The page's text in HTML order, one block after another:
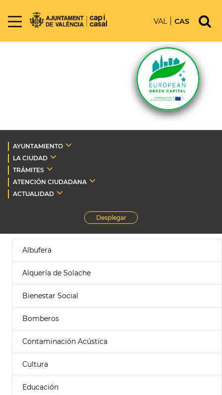
VAL CAS
AYUNTAMIENTO
LA CIUDAD
TRÁMITES
ATENCIÓN CIUDADANA
ACTUALIDAD
Desplegar
Albufera
Alquería de Solache
Bienestar Social
Bomberos
Contaminación Acústica
Cultura
Educación